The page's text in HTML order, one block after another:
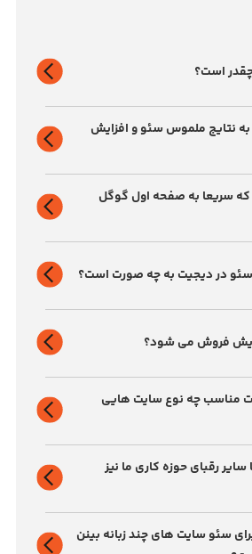
است؟
به نتایج ملموس سئو و افزایش
که سریعا به صفحه اول گوگل
سئو در دیجیت به چه صورت است؟
فروش می شود؟
مناسب چه نوع سایت هایی
رقبای حوزه کاری ما نیز
سئو سایت ‌های چند زبانه بینن